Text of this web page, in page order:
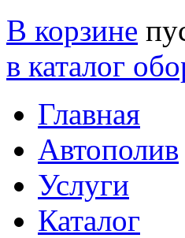
В корзине
в каталог
Главная
Автополив
Услуги
Каталог